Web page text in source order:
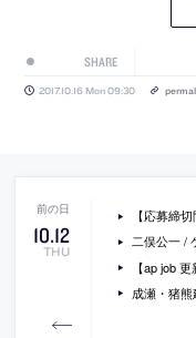
SHARE
2017.10.16 Mon 09:30
10.12
THU
【応募締切間近！】 仲俊治・
二俣公一 / ケー
【ap job 更
成瀬・猪熊建